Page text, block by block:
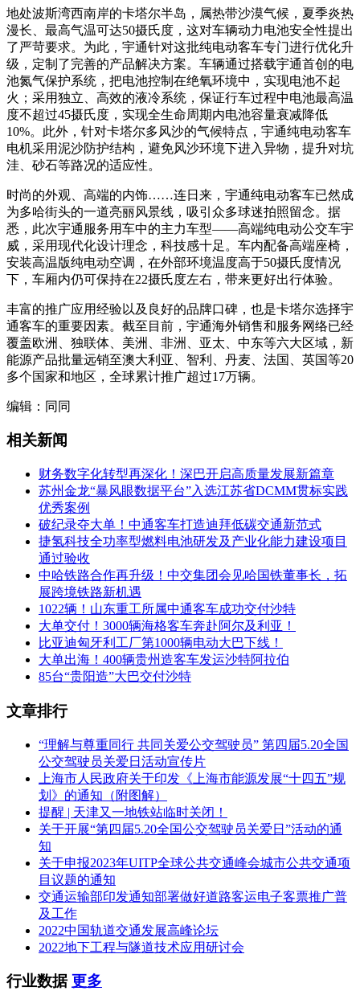
地处波斯湾西南岸的卡塔尔半岛，属热带沙漠气候，夏季炎热
漫长、最高气温可达50摄氏度，这对车辆动力电池安全性提出
了严苛要求。为此，宇通针对这批纯电动客车专门进行优化升
级，定制了完善的产品解决方案。车辆通过搭载宇通首创的电
池氮气保护系统，把电池控制在绝氧环境中，实现电池不起
火；采用独立、高效的液冷系统，保证行车过程中电池最高温
度不超过45摄氏度，实现全生命周期内电池容量衰减降低
10%。此外，针对卡塔尔多风沙的气候特点，宇通纯电动客车
电机采用泥沙防护结构，避免风沙环境下进入异物，提升对坑
洼、砂石等路况的适应性。
时尚的外观、高端的内饰……连日来，宇通纯电动客车已然成
为多哈街头的一道亮丽风景线，吸引众多球迷拍照留念。据
悉，此次宇通服务用车中的主力车型——高端纯电动公交车宇
威，采用现代化设计理念，科技感十足。车内配备高端座椅，
安装高温版纯电动空调，在外部环境温度高于50摄氏度情况
下，车厢内仍可保持在22摄氏度左右，带来更好出行体验。
丰富的推广应用经验以及良好的品牌口碑，也是卡塔尔选择宇
通客车的重要因素。截至目前，宇通海外销售和服务网络已经
覆盖欧洲、独联体、美洲、非洲、亚太、中东等六大区域，新
能源产品批量远销至澳大利亚、智利、丹麦、法国、英国等20
多个国家和地区，全球累计推广超过17万辆。
编辑：同同
相关新闻
财务数字化转型再深化！深巴开启高质量发展新篇章
苏州金龙“暴风眼数据平台”入选江苏省DCMM贯标实践
优秀案例
破纪录夺大单！中通客车打造迪拜低碳交通新范式
捷氢科技全功率型燃料电池研发及产业化能力建设项目
通过验收
中哈铁路合作再升级！中交集团会见哈国铁董事长，拓
展跨境铁路新机遇
1022辆！山东重工所属中通客车成功交付沙特
大单交付！3000辆海格客车奔赴阿尔及利亚！
比亚迪匈牙利工厂第1000辆电动大巴下线！
大单出海！400辆贵州造客车发运沙特阿拉伯
85台“贵阳造”大巴交付沙特
文章排行
“理解与尊重同行 共同关爱公交驾驶员” 第四届5.20全国
公交驾驶员关爱日活动宣传片
上海市人民政府关于印发《上海市能源发展“十四五”规
划》的通知（附图解）
提醒 | 天津又一地铁站临时关闭！
关于开展“第四届5.20全国公交驾驶员关爱日”活动的通
知
关于申报2023年UITP全球公共交通峰会城市公共交通项
目议题的通知
交通运输部印发通知部署做好道路客运电子客票推广普
及工作
2022中国轨道交通发展高峰论坛
2022地下工程与隧道技术应用研讨会
行业数据更多